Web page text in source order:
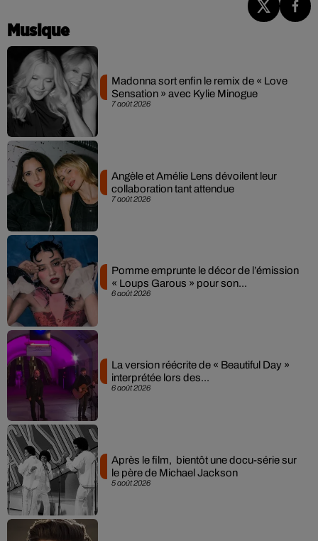
Musique
7 août 2026
Madonna sort enfin le remix de « Love
Sensation » avec Kylie Minogue
7 août 2026
Angèle et Amélie Lens dévoilent leur
collaboration tant attendue
6 août 2026
Pomme emprunte le décor de l’émission
« Loups Garous » pour son...
6 août 2026
La version réécrite de « Beautiful Day »
interprétée lors des...
5 août 2026
Après le film, bientôt une docu-série sur
le père de Michael Jackson